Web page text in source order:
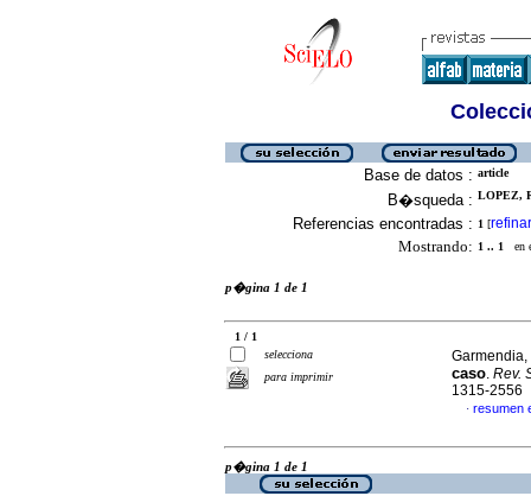
Base de datos : article
B�squeda : LOPEZ,
Referencias encontradas : 1 [refinar
Mostrando: 1 .. 1 en
p�gina 1 de 1
1 / 1
selecciona
para imprimir
caso. Rev.
1315-2556
· resumen
p�gina 1 de 1